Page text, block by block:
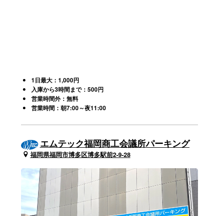
1日最大：1,000円
入庫から3時間まで：500円
営業時間外：無料
営業時間：朝7:00～夜11:00
エムテック福岡商工会議所パーキング
福岡県福岡市博多区博多駅前2-9-28